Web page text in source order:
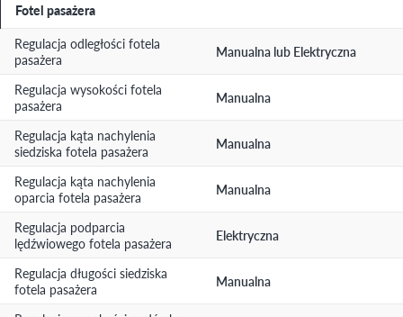
Fotel pasażera
Regulacja odległości fotela
pasażera
Manualna lub Elektryczna
Regulacja wysokości fotela
pasażera
Manualna
Regulacja kąta nachylenia
siedziska fotela pasażera
Manualna
Regulacja kąta nachylenia
oparcia fotela pasażera
Manualna
Regulacja podparcia
lędźwiowego fotela pasażera
Elektryczna
Regulacja długości siedziska
fotela pasażera
Manualna